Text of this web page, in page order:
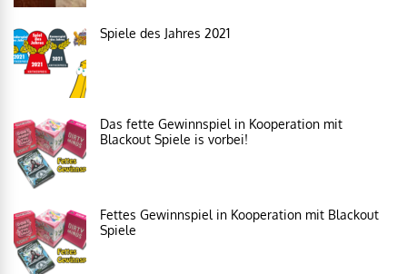
Spiele des Jahres 2021
Das fette Gewinnspiel in Kooperation mit
Blackout Spiele is vorbei!
Fettes Gewinnspiel in Kooperation mit Blackout
Spiele